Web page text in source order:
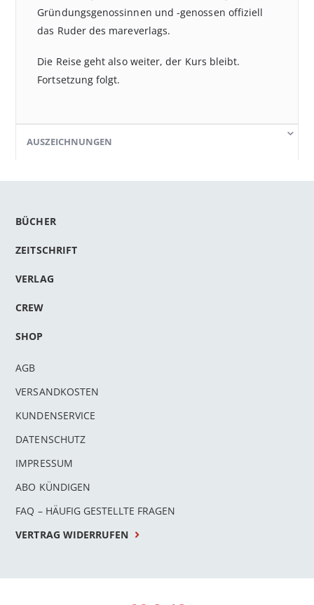
Gründungsgenossinnen und -genossen offiziell
das Ruder des mareverlags.
Die Reise geht also weiter, der Kurs bleibt.
Fortsetzung folgt.
AUSZEICHNUNGEN
BÜCHER
ZEITSCHRIFT
VERLAG
CREW
SHOP
AGB
VERSANDKOSTEN
KUNDENSERVICE
DATENSCHUTZ
IMPRESSUM
ABO KÜNDIGEN
FAQ – HÄUFIG GESTELLTE FRAGEN
VERTRAG WIDERRUFEN